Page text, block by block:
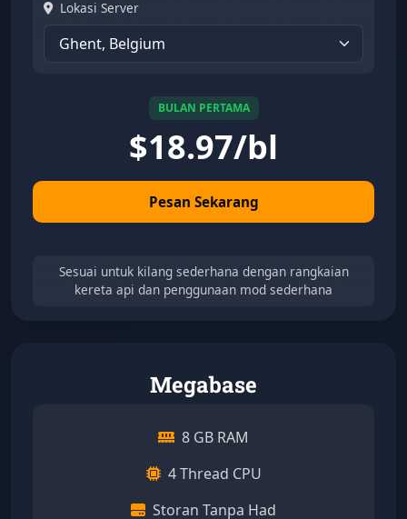
Lokasi Server
BULAN PERTAMA
$18.97/bl
Pesan Sekarang
Sesuai untuk kilang sederhana dengan rangkaian
kereta api dan penggunaan mod sederhana
Megabase
8 GB RAM
4 Thread CPU
Storan Tanpa Had